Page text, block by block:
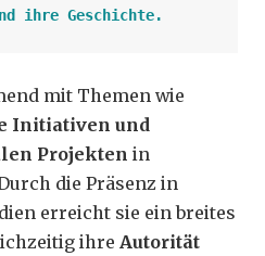
ihre Geschichte.
mit Themen wie
Initiativen und
Projekten in
die Präsenz in
erreicht sie ein breites
ihre Autorität